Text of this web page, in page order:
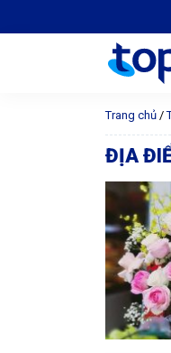
Trang chủ /
ĐỊA